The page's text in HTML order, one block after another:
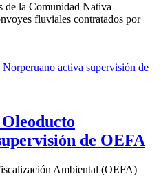
de la Comunidad Nativa
fluviales contratados por
de OEFA
Ambiental (OEFA)